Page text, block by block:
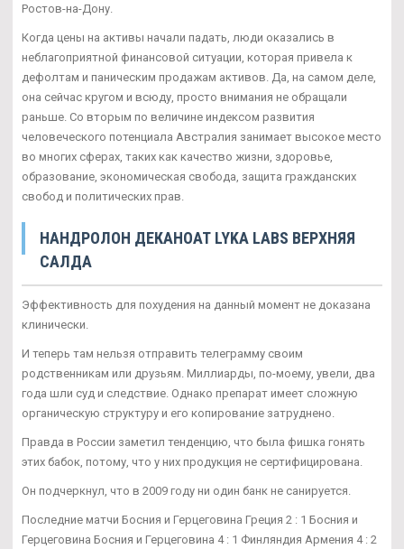
Ростов-на-Дону.
Когда цены на активы начали падать, люди оказались в
неблагоприятной финансовой ситуации, которая привела к
дефолтам и паническим продажам активов. Да, на самом деле,
она сейчас кругом и всюду, просто внимания не обращали
раньше. Со вторым по величине индексом развития
человеческого потенциала Австралия занимает высокое место
во многих сферах, таких как качество жизни, здоровье,
образование, экономическая свобода, защита гражданских
свобод и политических прав.
НАНДРОЛОН ДЕКАНОАТ LYKA LABS ВЕРХНЯЯ
САЛДА
Эффективность для похудения на данный момент не доказана
клинически.
И теперь там нельзя отправить телеграмму своим
родственникам или друзьям. Миллиарды, по-моему, увели, два
года шли суд и следствие. Однако препарат имеет сложную
органическую структуру и его копирование затруднено.
Правда в России заметил тенденцию, что была фишка гонять
этих бабок, потому, что у них продукция не сертифицирована.
Он подчеркнул, что в 2009 году ни один банк не санируется.
Последние матчи Босния и Герцеговина Греция 2 : 1 Босния и
Герцеговина Босния и Герцеговина 4 : 1 Финляндия Армения 4 : 2